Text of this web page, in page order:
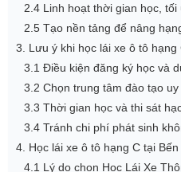
2.4 Linh hoạt thời gian học,
2.5 Tạo nền tảng để nâng
3. Lưu ý khi học lái xe ô tô hạng
3.1 Điều kiện đăng ký học và
3.2 Chọn trung tâm đào tạo uy
3.3 Thời gian học và thi sát
3.4 Tránh chi phí phát sinh
4. Học lái xe ô tô hạng C tại Bến
4.1 Lý do chọn Học Lái Xe